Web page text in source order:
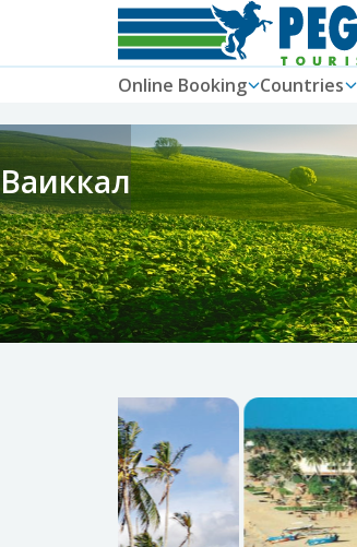
Online Booking Countries
Ваиккал